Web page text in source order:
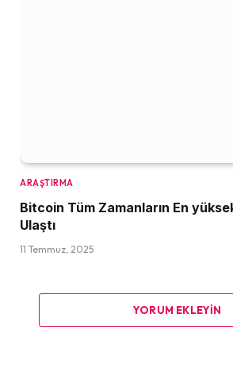
ARAŞTIRMA
Bitcoin Tüm Zamanların En
Ulaştı
11 Temmuz, 2025
YORUM EKLEYIN